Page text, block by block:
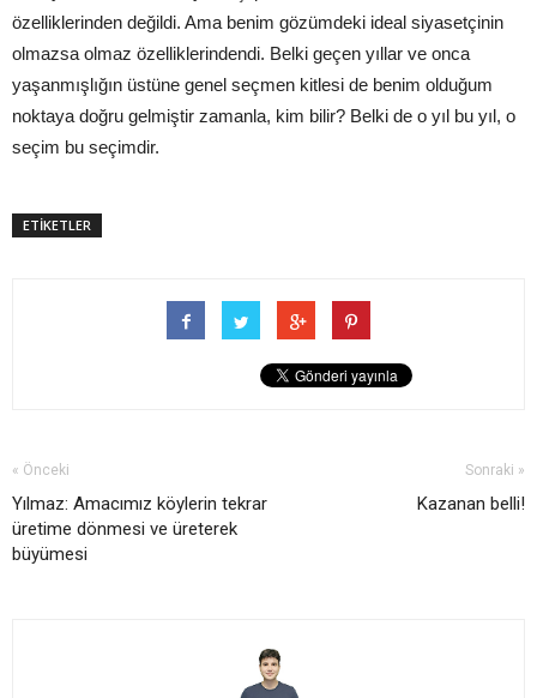
özelliklerinden değildi. Ama benim gözümdeki ideal siyasetçinin
olmazsa olmaz özelliklerindendi. Belki geçen yıllar ve onca
yaşanmışlığın üstüne genel seçmen kitlesi de benim olduğum
noktaya doğru gelmiştir zamanla, kim bilir? Belki de o yıl bu yıl, o
seçim bu seçimdir.
ETİKETLER
« Önceki
Yılmaz: Amacımız köylerin tekrar
üretime dönmesi ve üreterek
büyümesi
Sonraki »
Kazanan belli!